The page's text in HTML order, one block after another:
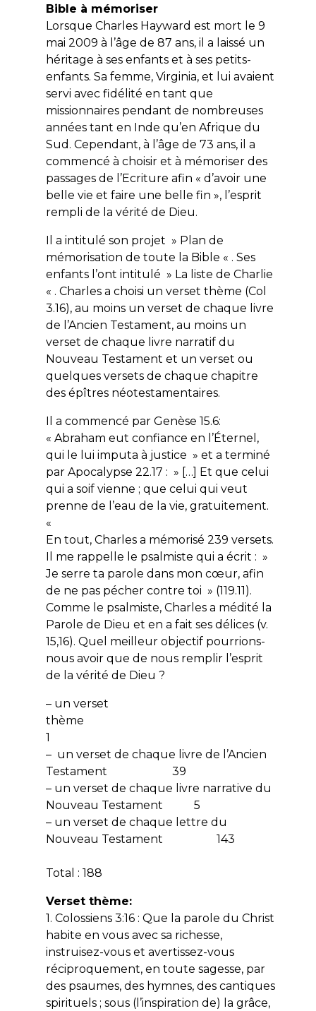
Bible à mémoriser
Lorsque Charles Hayward est mort le 9
mai 2009 à l’âge de 87 ans, il a laissé un
héritage à ses enfants et à ses petits-
enfants. Sa femme, Virginia, et lui avaient
servi avec fidélité en tant que
missionnaires pendant de nombreuses
années tant en Inde qu’en Afrique du
Sud. Cependant, à l’âge de 73 ans, il a
commencé à choisir et à mémoriser des
passages de l’Ecriture afin « d’avoir une
belle vie et faire une belle fin », l’esprit
rempli de la vérité de Dieu.
Il a intitulé son projet » Plan de
mémorisation de toute la Bible « . Ses
enfants l’ont intitulé » La liste de Charlie
« . Charles a choisi un verset thème (Col
3.16), au moins un verset de chaque livre
de l’Ancien Testament, au moins un
verset de chaque livre narratif du
Nouveau Testament et un verset ou
quelques versets de chaque chapitre
des épîtres néotestamentaires.
Il a commencé par Genèse 15.6:
« Abraham eut confiance en l’Éternel,
qui le lui imputa à justice » et a terminé
par Apocalypse 22.17 : » […] Et que celui
qui a soif vienne ; que celui qui veut
prenne de l’eau de la vie, gratuitement.
«
En tout, Charles a mémorisé 239 versets.
Il me rappelle le psalmiste qui a écrit : »
Je serre ta parole dans mon cœur, afin
de ne pas pécher contre toi » (119.11).
Comme le psalmiste, Charles a médité la
Parole de Dieu et en a fait ses délices (v.
15,16). Quel meilleur objectif pourrions-
nous avoir que de nous remplir l’esprit
de la vérité de Dieu ?
– un verset
thème
1
– un verset de chaque livre de l’Ancien
Testament 39
– un verset de chaque livre narrative du
Nouveau Testament 5
– un verset de chaque lettre du
Nouveau Testament 143
Total : 188
Verset thème:
1. Colossiens 3:16 : Que la parole du Christ
habite en vous avec sa richesse,
instruisez-vous et avertissez-vous
réciproquement, en toute sagesse, par
des psaumes, des hymnes, des cantiques
spirituels ; sous (l’inspiration de) la grâce,